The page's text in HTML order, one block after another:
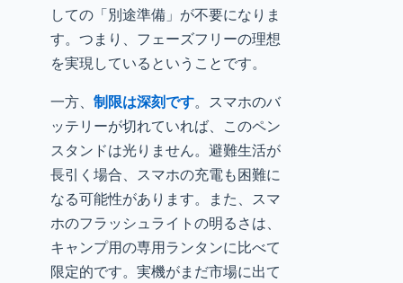
しての「別途準備」が不要になりま
す。つまり、フェーズフリーの理想
を実現しているということです。
一方、 制限は深刻です。スマホのバ
ッテリーが切れていれば、このペン
スタンドは光りません。避難生活が
長引く場合、スマホの充電も困難に
なる可能性があります。また、スマ
ホのフラッシュライトの明るさは、
キャンプ用の専用ランタンに比べて
限定的です。実機がまだ市場に出て